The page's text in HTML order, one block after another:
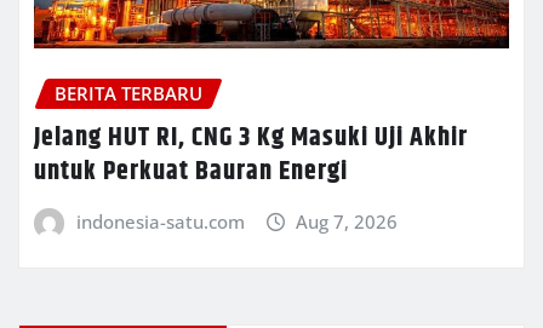
BERITA TERBARU
Jelang HUT RI, CNG 3 Kg Masuki Uji Akhir
untuk Perkuat Bauran Energi
indonesia-satu.com Aug 7, 2026